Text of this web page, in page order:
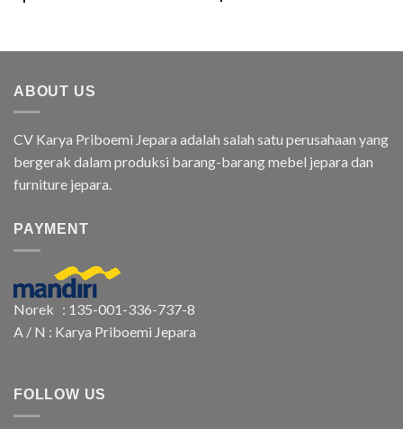
ABOUT US
CV Karya Priboemi Jepara adalah salah satu perusahaan yang
bergerak dalam produksi barang-barang mebel jepara dan
furniture jepara.
PAYMENT
Norek : 135-001-336-737-8
A / N : Karya Priboemi Jepara
FOLLOW US